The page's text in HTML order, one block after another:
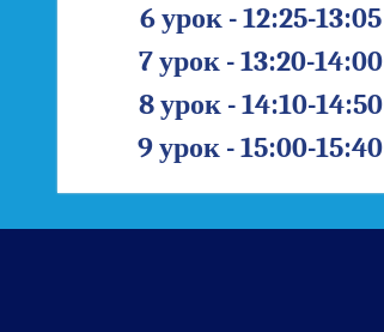
6 урок - 12:25-13:05
7 урок - 13:20-14:00
8 урок - 14:10-14:50
9 урок - 15:00-15:40